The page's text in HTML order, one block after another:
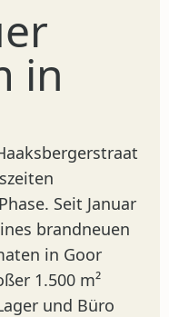
in
Seit Januar
brandneuen
in Goor
1.500 m²
und Büro